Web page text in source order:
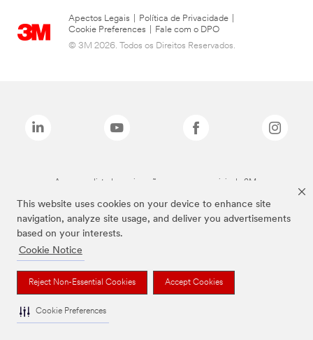
This website uses cookies on your device to enhance site
navigation, analyze site usage, and deliver you advertisements
based on your interests.
Cookie Notice
Reject Non-Essential Cookies Accept Cookies
Cookie Preferences
Apectos Legais Política de Privacidade
Cookie Preferences
Fale com o DPO
© 3M 2026. Todos os Direitos Reservados.
As marcas listadas a cima são marcas comerciais da 3M.